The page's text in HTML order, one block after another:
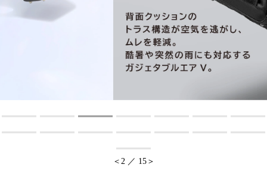
＜ 3／ 15＞